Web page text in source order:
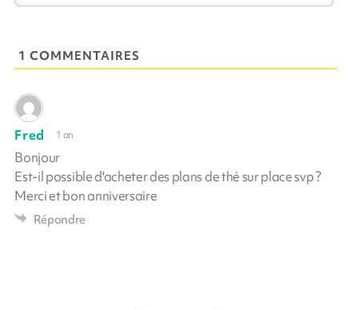
1 COMMENTAIRES
Fred 1 an
Bonjour
Est-il possible d'acheter des plans de thé sur place svp ?
Merci et bon anniversaire
Répondre